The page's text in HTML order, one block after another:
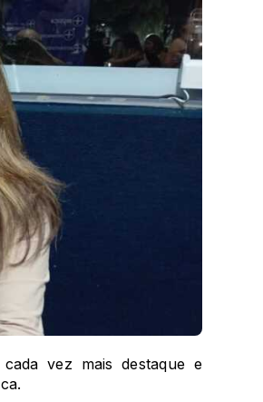
vez mais destaque e